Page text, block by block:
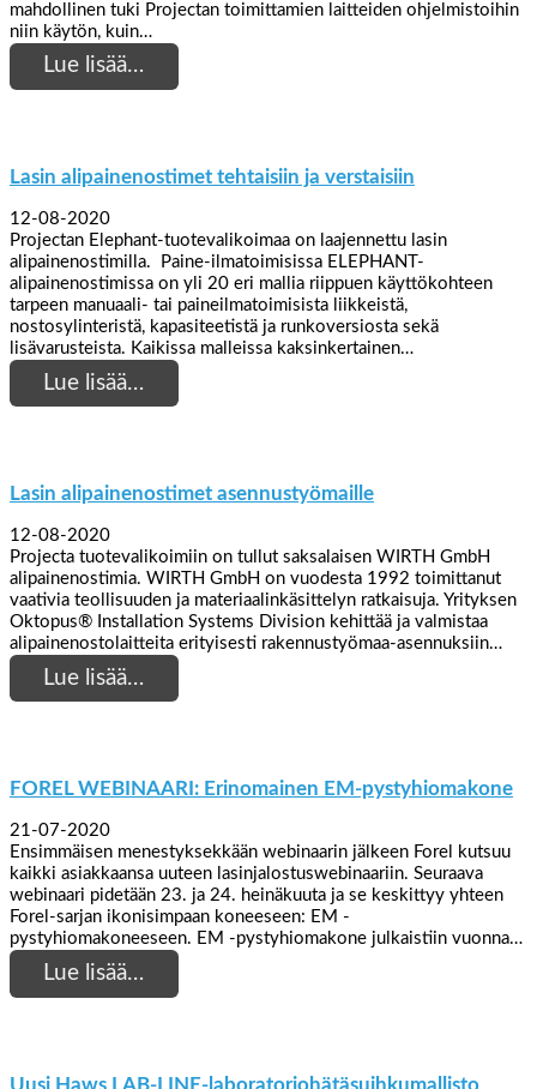
mahdollinen tuki Projectan toimittamien laitteiden ohjelmistoihin
niin käytön, kuin…
Lue lisää…
Lasin alipainenostimet tehtaisiin ja verstaisiin
12-08-2020
Projectan Elephant-tuotevalikoimaa on laajennettu lasin
alipainenostimilla. Paine-ilmatoimisissa ELEPHANT-
alipainenostimissa on yli 20 eri mallia riippuen käyttökohteen
tarpeen manuaali- tai paineilmatoimisista liikkeistä,
nostosylinteristä, kapasiteetistä ja runkoversiosta sekä
lisävarusteista. Kaikissa malleissa kaksinkertainen…
Lue lisää…
Lasin alipainenostimet asennustyömaille
12-08-2020
Projecta tuotevalikoimiin on tullut saksalaisen WIRTH GmbH
alipainenostimia. WIRTH GmbH on vuodesta 1992 toimittanut
vaativia teollisuuden ja materiaalinkäsittelyn ratkaisuja. Yrityksen
Oktopus® Installation Systems Division kehittää ja valmistaa
alipainenostolaitteita erityisesti rakennustyömaa-asennuksiin…
Lue lisää…
FOREL WEBINAARI: Erinomainen EM-pystyhiomakone
21-07-2020
Ensimmäisen menestyksekkään webinaarin jälkeen Forel kutsuu
kaikki asiakkaansa uuteen lasinjalostuswebinaariin. Seuraava
webinaari pidetään 23. ja 24. heinäkuuta ja se keskittyy yhteen
Forel-sarjan ikonisimpaan koneeseen: EM -
pystyhiomakoneeseen. EM -pystyhiomakone julkaistiin vuonna…
Lue lisää…
Uusi Haws LAB-LINE-laboratoriohätäsuihkumallisto